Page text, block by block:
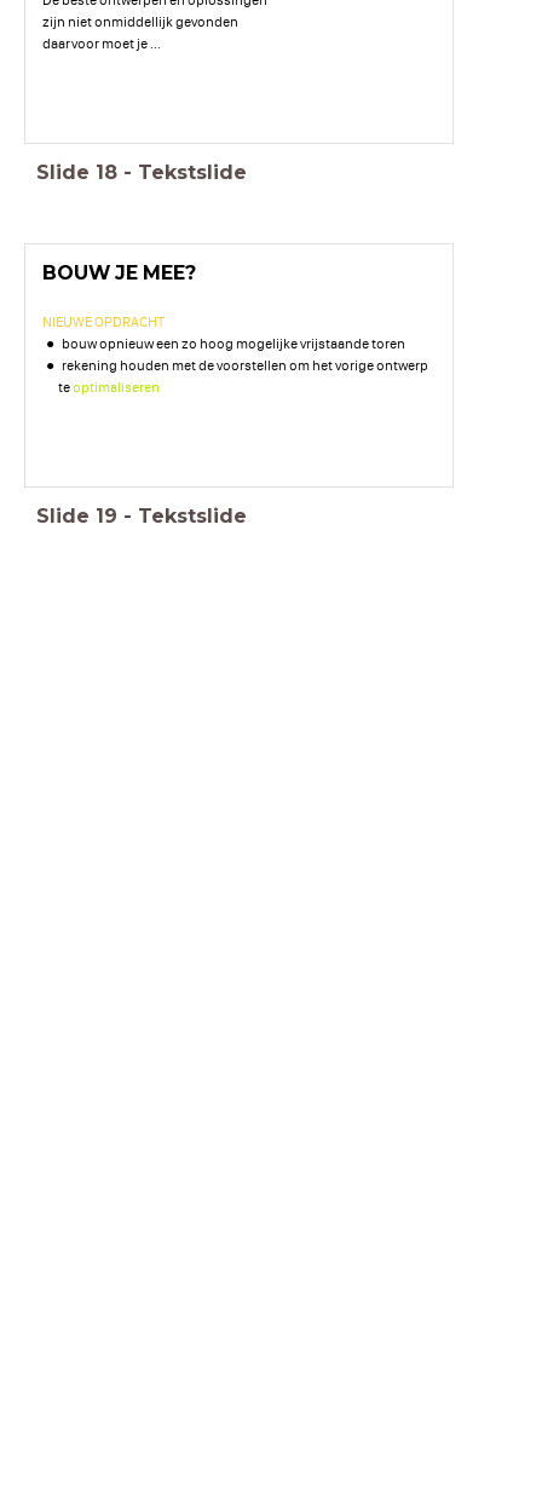
zijn niet onmiddellijk gevonden
daarvoor moet je ...
Slide 18 - Tekstslide
BOUW JE MEE?
NIEUWE OPDRACHT
bouw opnieuw een zo hoog mogelijke vrijstaande toren
rekening houden met de voorstellen om het vorige ontwerp
teoptimaliseren
Slide 19 - Tekstslide